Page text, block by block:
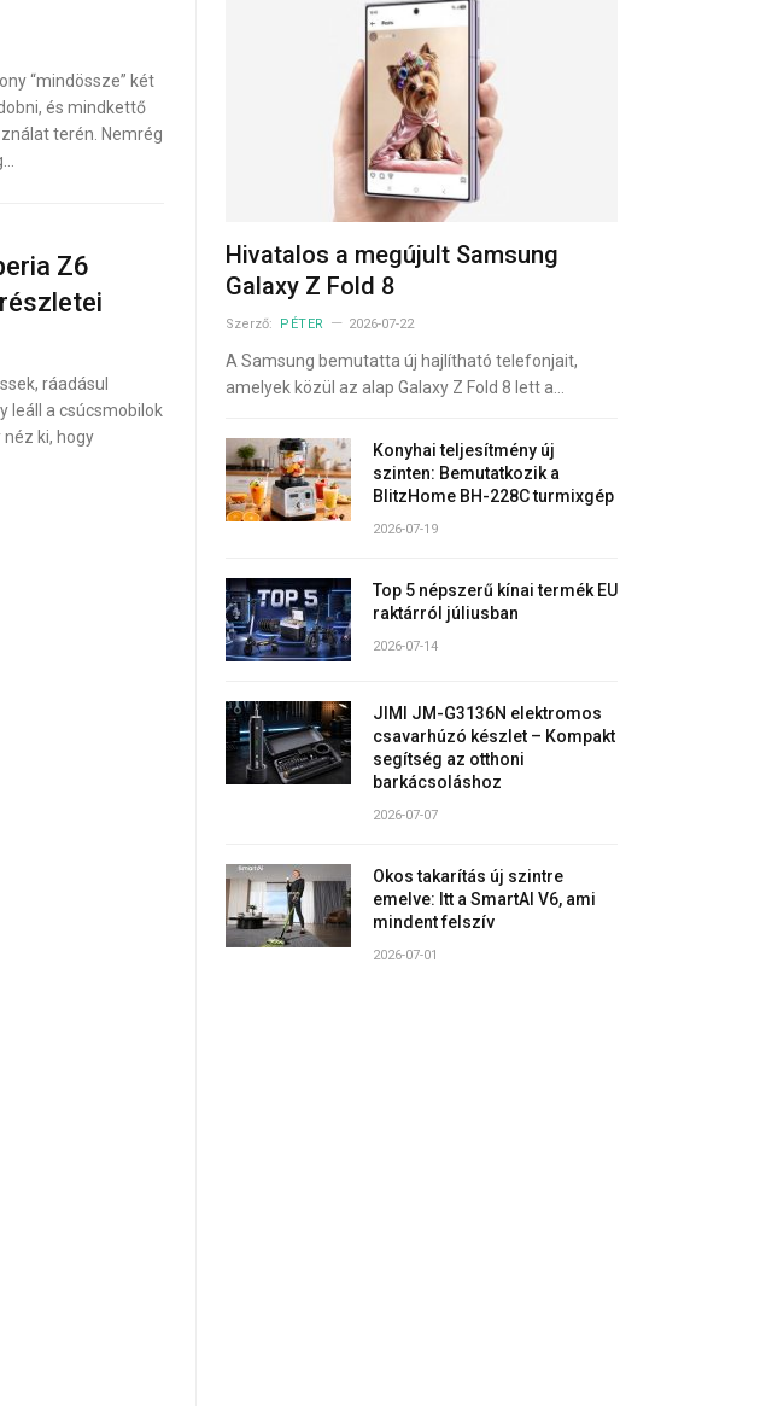
“mindössze” két
és mindkettő
terén. Nemrég
Z6
ráadásul
leáll a csúcsmobilok
ki, hogy
Hivatalos a megújult Samsung
Galaxy Z Fold 8
Szerző: PÉTER 2026-07-22
A Samsung bemutatta új hajlítható telefonjait,
amelyek közül az alap Galaxy Z Fold 8 lett a…
Konyhai teljesítmény új
szinten: Bemutatkozik a
BlitzHome BH-228C turmixgép
2026-07-19
Top 5 népszerű kínai termék EU
raktárról júliusban
2026-07-14
JIMI JM-G3136N elektromos
csavarhúzó készlet – Kompakt
segítség az otthoni
barkácsoláshoz
2026-07-07
Okos takarítás új szintre
emelve: Itt a SmartAI V6, ami
mindent felszív
2026-07-01